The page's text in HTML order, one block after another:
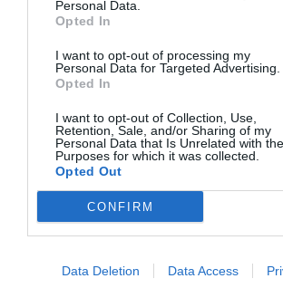
Personal Data.
Opted In
I want to opt-out of processing my
Personal Data for Targeted Advertising.
Opted In
I want to opt-out of Collection, Use,
Retention, Sale, and/or Sharing of my
Personal Data that Is Unrelated with the
Purposes for which it was collected.
Opted Out
CONFIRM
Data Deletion Data Access